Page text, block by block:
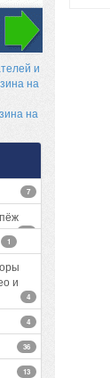
7
13
1
и
4
4
36
13